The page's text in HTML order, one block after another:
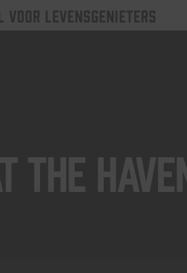
VOOR LEVENSGENIETERS
The